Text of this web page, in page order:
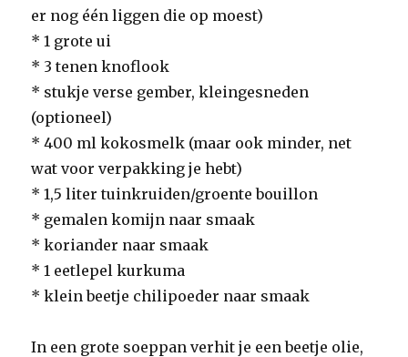
er nog één liggen die op moest)
* 1 grote ui
* 3 tenen knoflook
* stukje verse gember, kleingesneden
(optioneel)
* 400 ml kokosmelk (maar ook minder, net
wat voor verpakking je hebt)
* 1,5 liter tuinkruiden/groente bouillon
* gemalen komijn naar smaak
* koriander naar smaak
* 1 eetlepel kurkuma
* klein beetje chilipoeder naar smaak
In een grote soeppan verhit je een beetje olie,